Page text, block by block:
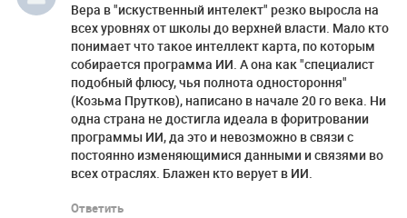
Вера в "искуственный интелект" резко выросла на
всех уровнях от школы до верхней власти. Мало кто
понимает что такое интеллект карта, по которым
собирается программа ИИ. А она как "специалист
подобный флюсу, чья полнота одностороння"
(Козьма Прутков), написано в начале 20 го века. Ни
одна страна не достигла идеала в форитровании
программы ИИ, да это и невозможно в связи с
постоянно изменяющимися данными и связями во
всех отраслях. Блажен кто верует в ИИ.
Ответить